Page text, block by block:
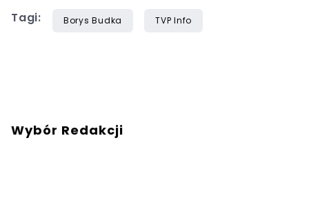
Tagi: Borys Budka TVP Info
Wybór Redakcji